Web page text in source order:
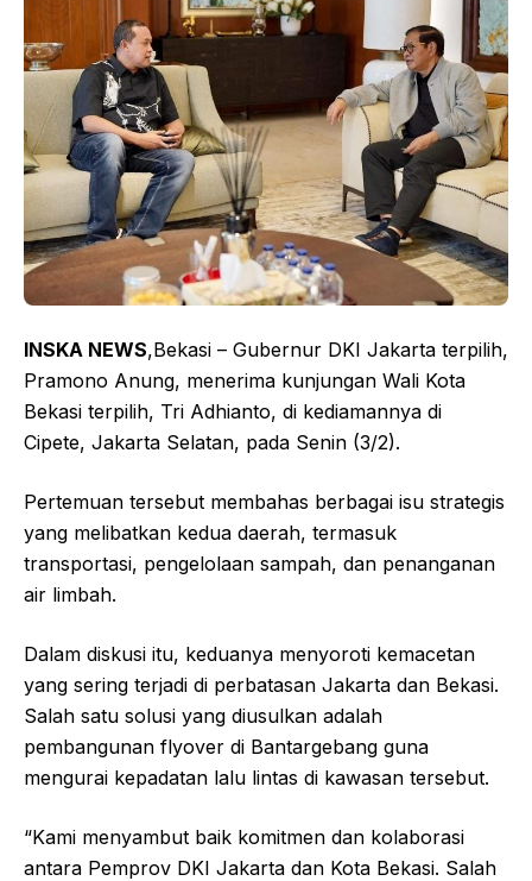
INSKA NEWS,Bekasi – Gubernur DKI Jakarta terpilih,
Pramono Anung, menerima kunjungan Wali Kota
Bekasi terpilih, Tri Adhianto, di kediamannya di
Cipete, Jakarta Selatan, pada Senin (3/2).
Pertemuan tersebut membahas berbagai isu strategis
yang melibatkan kedua daerah, termasuk
transportasi, pengelolaan sampah, dan penanganan
air limbah.
Dalam diskusi itu, keduanya menyoroti kemacetan
yang sering terjadi di perbatasan Jakarta dan Bekasi.
Salah satu solusi yang diusulkan adalah
pembangunan flyover di Bantargebang guna
mengurai kepadatan lalu lintas di kawasan tersebut.
“Kami menyambut baik komitmen dan kolaborasi
antara Pemprov DKI Jakarta dan Kota Bekasi. Salah